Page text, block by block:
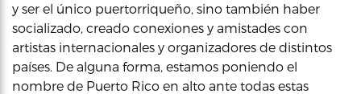
y ser el único puertorriqueño, sino también haber
socializado, creado conexiones y amistades con
artistas internacionales y organizadores de distintos
países. De alguna forma, estamos poniendo el
nombre de Puerto Rico en alto ante todas estas